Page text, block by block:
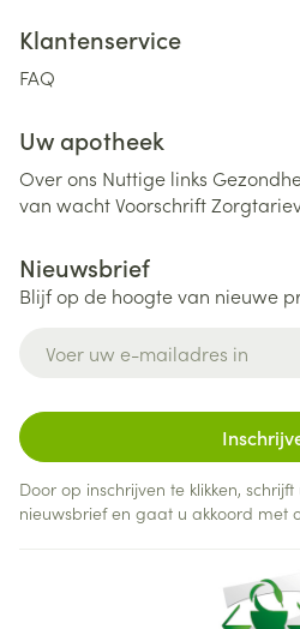
Klantenservice
FAQ
Uw apotheek
Over ons Nuttige links
van wachtVoorschrift
Nieuwsbrief
Blijf op de hoogte van nieuwe
Door op inschrijven te klikken,
nieuwsbrief en gaat u akkoord met